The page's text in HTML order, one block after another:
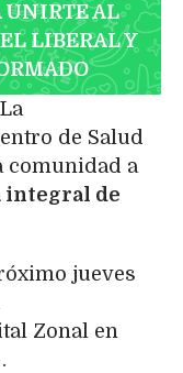
UNIRTE AL
LIBERAL Y
de Salud
comunidad a
integral de
jueves
Zonal en